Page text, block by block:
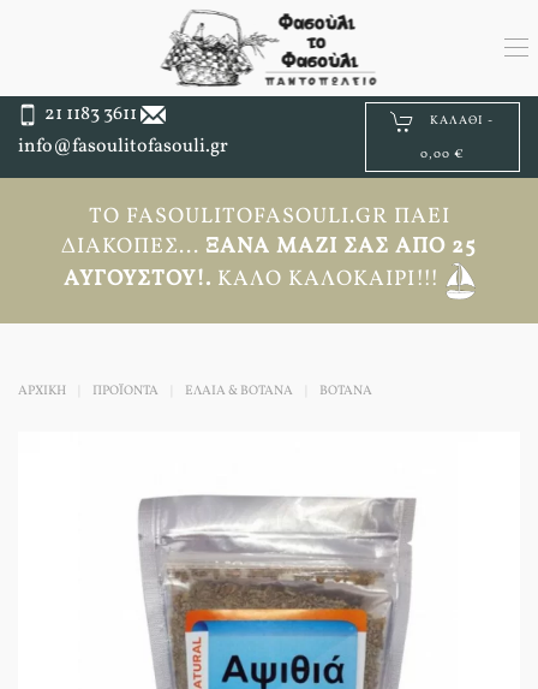
21 1183 3611
info@fasoulitofasouli.gr
ΚΑΛΆΘΙ -
0,00 €
ΤΟ FASOULITOFASOULI.GR ΠΆΕΙ
ΔΙΑΚΟΠΈΣ... ΞΑΝΆ ΜΑΖΊ ΣΑΣ ΑΠΟ 25
ΑΥΓΟΎΣΤΟΥ!. ΚΑΛΌ ΚΑΛΟΚΑΊΡΙ!!!
ΑΡΧΙΚΉ ΠΡΟΪΟΝΤΑ ΕΛΑΙΑ & ΒΟΤΑΝΑ ΒΌΤΑΝΑ